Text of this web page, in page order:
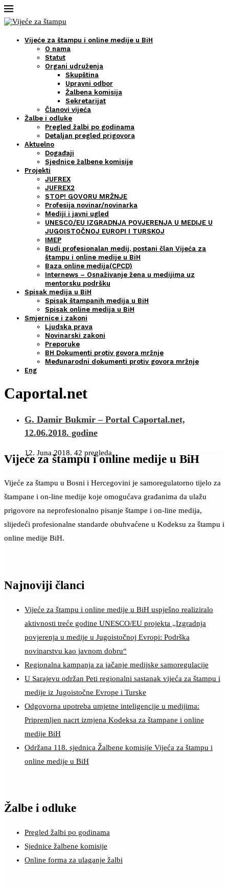
Vijeće za štampu i online medije u BiH
O nama
Statut
Organi udruženja
Skupština
Upravni odbor
Žalbena komisija
Sekretarijat
Članovi vijeća
Žalbe i odluke
Pregled žalbi po godinama
Detaljan pregled prigovora
Aktuelno
Događaji
Sjednice žalbene komisije
Projekti
JUFREX
JUFREX2
STOP! GOVORU MRŽNJE
Profesija novinar/novinarka
Mediji i javni ugled
UNESCO/EU IZGRADNJA POVJERENJA U MEDIJE U
JUGOISTOČNOJ EUROPI I TURSKOJ
IMEP
Budi profesionalan medij, postani član Vijeća za
štampu i online medije u BiH
Baza online medija(CPCD)
Internews – Osnaživanje žena u medijima uz
mentorsku podršku
Spisak medija u BiH
Spisak štampanih medija u BiH
Spisak online medija u BiH
Smjernice i zakoni
Ljudska prava
Novinarski zakoni
Preporuke
BH Dokumenti protiv govora mržnje
Međunarodni dokumenti protiv govora mržnje
Eng
Caportal.net
G. Damir Bukmir – Portal Caportal.net,
12.06.2018. godine
12. Juna 2018. 42 pregleda
Vijeće za štampu i online medije u BiH
Vijeće za štampu u Bosni i Hercegovini je samoregulatorno tijelo za
štampane i on-line medije koje omogućava građanima da ulažu
prigovore na neprofesionalno pisanje štampe i on-line medija,
slijedeći profesionalne standarde obuhvaćene u Kodeksu za štampu i
online medije BiH.
Najnoviji članci
Vijeće za štampu i online medije u BiH uspješno realiziralo
aktivnosti treće godine UNESCO/EU projekta „Izgradnja
povjerenja u medije u Jugoistočnoj Evropi: Podrška
novinarstvu kao javnom dobru“
Regionalna kampanja za jačanje medijske samoregulacije
U Sarajevu održan Peti regionalni sastanak vijeća za štampu i
medije iz Jugoistočne Evrope i Turske
Odgovorna upotreba umjetne inteligencije u medijima:
Pripremljen nacrt izmjena Kodeksa za štampane i online
medije BiH
Održana 118. sjednica Žalbene komisije Vijeća za štampu i
online medije u BiH
Žalbe i odluke
Pregled žalbi po godinama
Sjednice žalbene komisije
Online forma za ulaganje žalbi